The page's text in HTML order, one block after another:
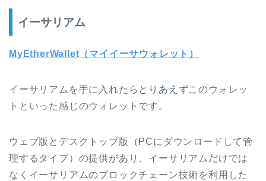
イーサリアム
MyEtherWallet（マイイーサウォレット）
イーサリアムを手に入れたらとりあえずこのウォレッ
トといった感じのウォレットです。
ウェブ版とデスクトップ版（PCにダウンロードして管
理するタイプ）の提供があり、イーサリアムだけでは
なくイーサリアムのブロックチェーン技術を利用した